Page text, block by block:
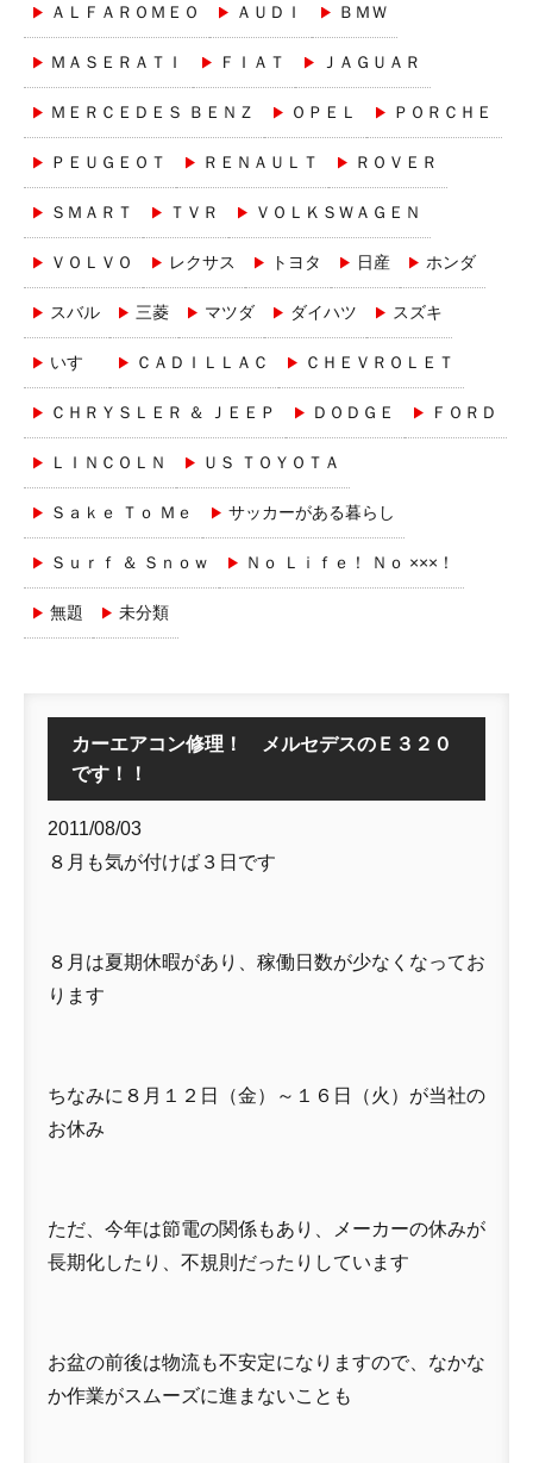
ＡＬＦＡＲＯＭＥＯ ＡＵＤＩ ＢＭＷ
ＭＡＳＥＲＡＴＩ ＦＩＡＴ ＪＡＧＵＡＲ
ＭＥＲＣＥＤＥＳ ＢＥＮＺ ＯＰＥＬ ＰＯＲＣＨＥ
ＰＥＵＧＥＯＴ ＲＥＮＡＵＬＴ ＲＯＶＥＲ
ＳＭＡＲＴ ＴＶＲ ＶＯＬＫＳＷＡＧＥＮ
ＶＯＬＶＯ レクサス トヨタ 日産 ホンダ
スバル 三菱 マツダ ダイハツ スズキ
いすゞ ＣＡＤＩＬＬＡＣ ＣＨＥＶＲＯＬＥＴ
ＣＨＲＹＳＬＥＲ ＆ ＪＥＥＰ ＤＯＤＧＥ ＦＯＲＤ
ＬＩＮＣＯＬＮ ＵＳ ＴＯＹＯＴＡ
Ｓａｋｅ Ｔｏ Ｍｅ サッカーがある暮らし
Ｓｕｒｆ ＆ Ｓｎｏｗ Ｎｏ Ｌｉｆｅ！ Ｎｏ ×××！
無題 未分類
カーエアコン修理！ メルセデスのＥ３２０
です！！
2011/08/03
８月も気が付けば３日です
８月は夏期休暇があり、稼働日数が少なくなってお
ります
ちなみに８月１２日（金）～１６日（火）が当社の
お休み
ただ、今年は節電の関係もあり、メーカーの休みが
長期化したり、不規則だったりしています
お盆の前後は物流も不安定になりますので、なかな
か作業がスムーズに進まないことも